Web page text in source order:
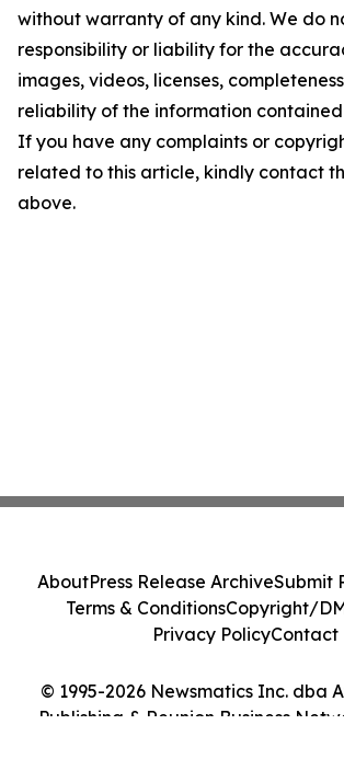
without warranty of any kind. We do
responsibility or liability for the
images, videos, licenses,
reliability of the information
If you have any complaints or
related to this article, kindly contact
above.
© 1995-2026 Newsmatics Inc. dba
Publishing & Reunion Business
AboutPress Release ArchiveSubmit
Terms & ConditionsCopyright/
Privacy PolicyContact